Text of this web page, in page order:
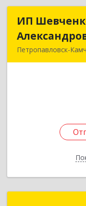
ИП
Петропавловск-